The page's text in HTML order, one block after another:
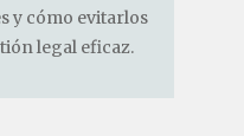
y cómo evitarlos
legal eficaz.